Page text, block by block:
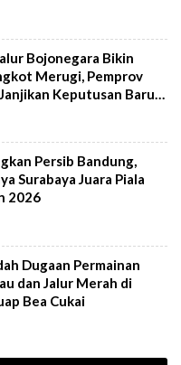
Bojonegara Bikin
Merugi, Pemprov
Keputusan Baru 4
Persib Bandung,
Surabaya Juara Piala
2026
Dugaan Permainan
dan Jalur Merah di
Bea Cukai